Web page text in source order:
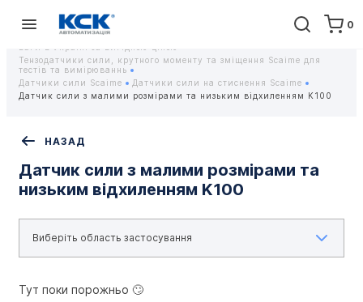
0
Головна Обладнання
Контрольно-вимірювальні прилади
Тензодатчики та тензометричні датчики Scaime - Купити датчики
Тензодатчики сили, крутного моменту та зміщення Scaime для
тестів та вимірюваннь
Датчики сили Scaime
Датчики сили на стиснення Scaime
Датчик сили з малими розмірами та низьким відхиленням K100
НАЗАД
Датчик сили з малими розмірами та
низьким відхиленням K100
Тут поки порожньо 🙄